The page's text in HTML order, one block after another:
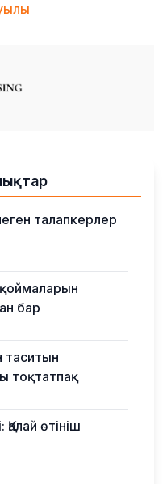
талапкерлер
бар
таситын
тоқтатпақ
өтініш